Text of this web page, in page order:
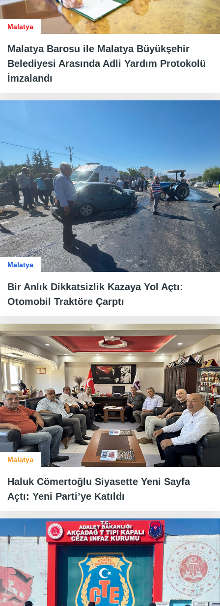
Malatya
Malatya Barosu ile Malatya Büyükşehir
Belediyesi Arasında Adli Yardım Protokolü
İmzalandı
Malatya
Bir Anlık Dikkatsizlik Kazaya Yol Açtı:
Otomobil Traktöre Çarptı
Malatya
Haluk Cömertoğlu Siyasette Yeni Sayfa
Açtı: Yeni Parti’ye Katıldı